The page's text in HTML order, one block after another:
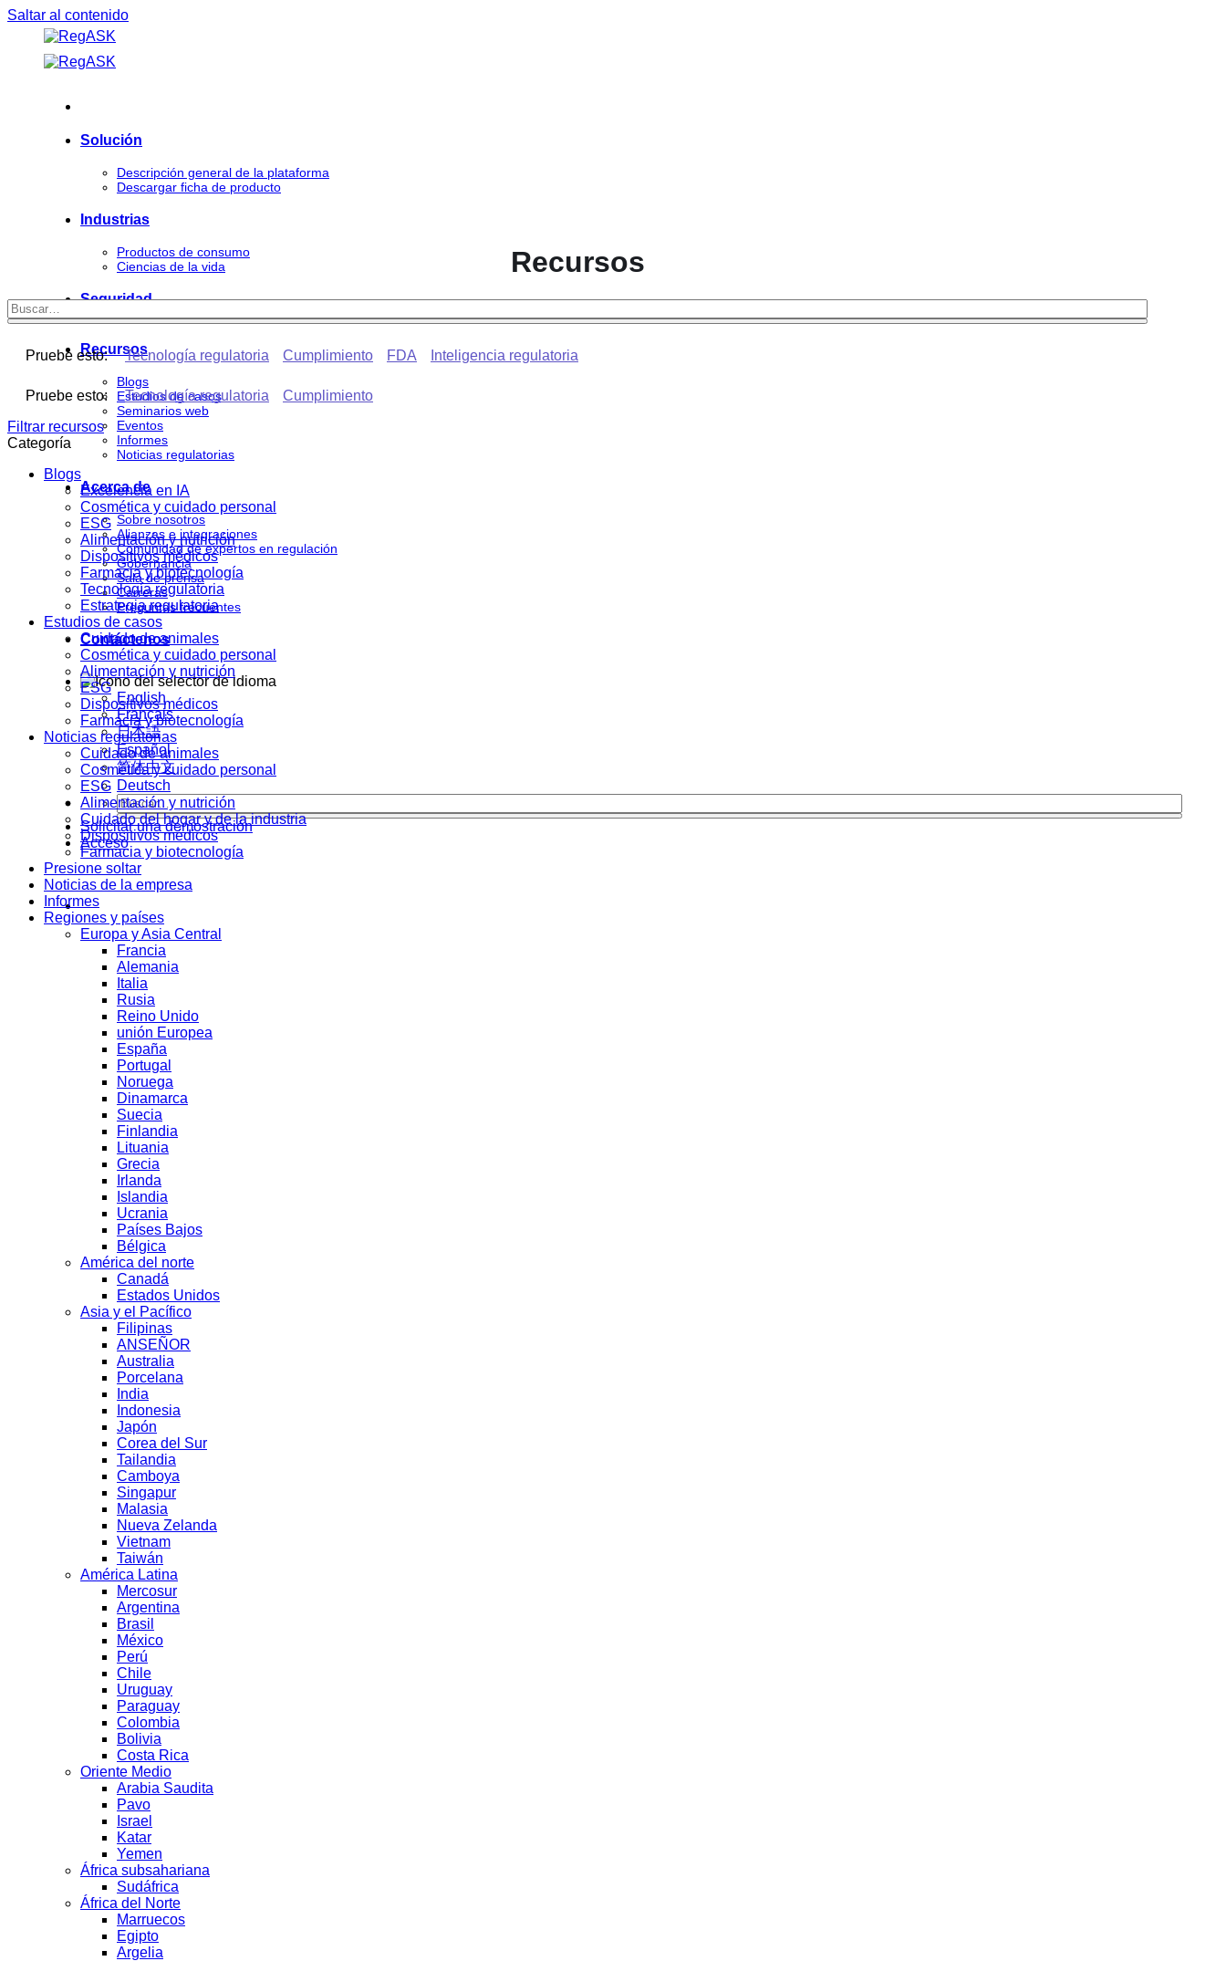
Saltar al contenido
Solución
Descripción general de la plataforma
Descargar ficha de producto
Industrias
Productos de consumo
Ciencias de la vida
Seguridad
Recursos
Blogs
Estudios de casos
Seminarios web
Eventos
Informes
Noticias regulatorias
Acerca de
Sobre nosotros
Alianzas e integraciones
Comunidad de expertos en regulación
Gobernancia
Sala de prensa
Carreras
Preguntas frecuentes
Contáctenos
English
Français
日本語
Español
简体中文
Deutsch
Solicitar una demostración
Acceso
Recursos
Pruebe esto: Tecnología regulatoria Cumplimiento FDA Inteligencia regulatoria
Pruebe esto: Tecnología regulatoria
Cumplimiento
Filtrar recursos
Categoría
Blogs
Excelencia en IA
Cosmética y cuidado personal
ESG
Alimentación y nutrición
Dispositivos médicos
Farmacia y biotecnología
Tecnología regulatoria
Estrategia regulatoria
Estudios de casos
Cuidado de animales
Cosmética y cuidado personal
Alimentación y nutrición
ESG
Dispositivos médicos
Farmacia y biotecnología
Noticias regulatorias
Cuidado de animales
Cosmética y cuidado personal
ESG
Alimentación y nutrición
Cuidado del hogar y de la industria
Dispositivos médicos
Farmacia y biotecnología
Presione soltar
Noticias de la empresa
Informes
Regiones y países
Europa y Asia Central
Francia
Alemania
Italia
Rusia
Reino Unido
unión Europea
España
Portugal
Noruega
Dinamarca
Suecia
Finlandia
Lituania
Grecia
Irlanda
Islandia
Ucrania
Países Bajos
Bélgica
América del norte
Canadá
Estados Unidos
Asia y el Pacífico
Filipinas
ANSEÑOR
Australia
Porcelana
India
Indonesia
Japón
Corea del Sur
Tailandia
Camboya
Singapur
Malasia
Nueva Zelanda
Vietnam
Taiwán
América Latina
Mercosur
Argentina
Brasil
México
Perú
Chile
Uruguay
Paraguay
Colombia
Bolivia
Costa Rica
Oriente Medio
Arabia Saudita
Pavo
Israel
Katar
Yemen
África subsahariana
Sudáfrica
África del Norte
Marruecos
Egipto
Argelia